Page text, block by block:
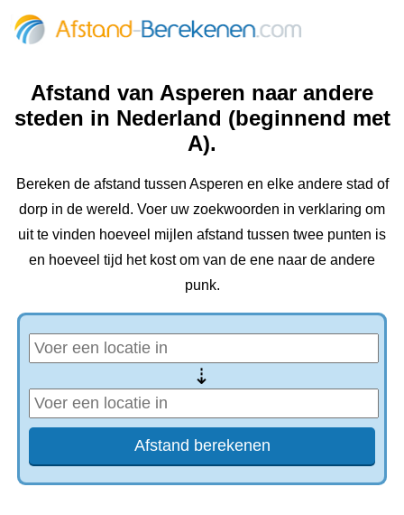
Afstand van Asperen naar andere
steden in Nederland (beginnend met
A).
Bereken de afstand tussen Asperen en elke andere stad of
dorp in de wereld. Voer uw zoekwoorden in verklaring om
uit te vinden hoeveel mijlen afstand tussen twee punten is
en hoeveel tijd het kost om van de ene naar de andere
punk.
⇢